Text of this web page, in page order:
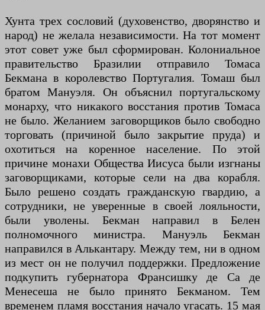
Хунта трех сословий (духовенство, дворянство и
народ) не желала независимости. На тот момент
этот совет уже был сформирован. Колониальное
правительство Бразилии отправило Томаса
Бекмана в королевство Португалия. Томаш был
братом Мануэля. Он объяснил португальскому
монарху, что никакого восстания против Томаса
не было. Желанием заговорщиков было свободно
торговать (причиной было закрытие пруда) и
охотиться на коренное население. По этой
причине монахи Общества Иисуса были изгнаны
заговорщиками, которые сели на два корабля.
Было решено создать гражданскую гвардию, а
сотрудники, не уверенные в своей лояльности,
были уволены. Бекман направил в Белен
полномочного министра. Мануэль Бекман
направился в Алькантару. Между тем, ни в одном
из мест он не получил поддержки. Предложение
подкупить губернатора Франсишку де Са де
Менесеша не было принято Бекманом. Тем
временем пламя восстания начало угасать. 15 мая